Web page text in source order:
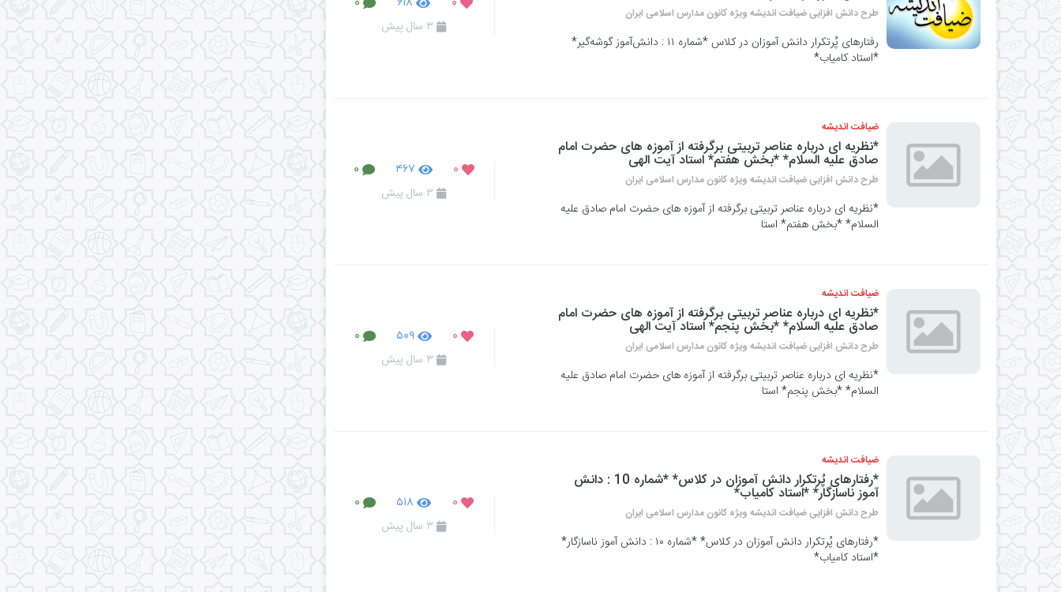
طرح دانش افزایی ضیافت اندیشه ویژه کانون مدارس اسلامی ایران
رفتارهای پُرتکرار دانش آموزان در کلاس *شماره ۱۱ : دانش‌آموز گوشه‌گیر*
*استاد کامیاب*
۳ سال پیش
ضیافت اندیشه
*نظریه ای درباره عناصر تربیتی برگرفته از آموزه های حضرت امام
صادق علیه السلام* *بخش هفتم* استاد آیت الهی
طرح دانش افزایی ضیافت اندیشه ویژه کانون مدارس اسلامی ایران
*نظریه ای درباره عناصر تربیتی برگرفته از آموزه های حضرت امام صادق علیه
السلام* *بخش هفتم* استا
۰ ۴۶۷ ۰
۳ سال پیش
ضیافت اندیشه
*نظریه ای درباره عناصر تربیتی برگرفته از آموزه های حضرت امام
صادق علیه السلام* *بخش پنجم* استاد آیت الهی
طرح دانش افزایی ضیافت اندیشه ویژه کانون مدارس اسلامی ایران
*نظریه ای درباره عناصر تربیتی برگرفته از آموزه های حضرت امام صادق علیه
السلام* *بخش پنجم* استا
۰ ۵۰۹ ۰
۳ سال پیش
ضیافت اندیشه
*رفتارهای پُرتکرار دانش آموزان در کلاس* *شماره 10 : دانش
آموز ناسازگار* *استاد کامیاب*
طرح دانش افزایی ضیافت اندیشه ویژه کانون مدارس اسلامی ایران
*رفتارهای پُرتکرار دانش آموزان در کلاس* *شماره ۱۰ : دانش آموز ناسازگار*
*استاد کامیاب*
۰ ۵۱۸ ۰
۳ سال پیش